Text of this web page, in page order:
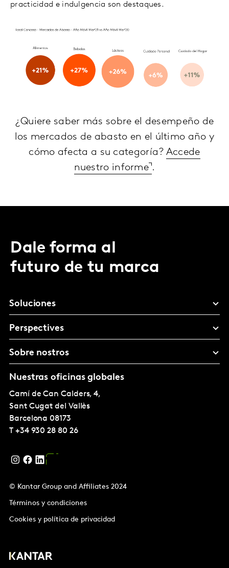
practicidad e indulgencia son destaques.
¿Quiere saber más sobre el desempeño de
los mercados de abasto en el último año y
cómo afecta a su categoría? Accede
nuestro informe .
Dale forma al
futuro de tu marca
Soluciones
Perspectives
Sobre nostros
Nuestras oficinas globales
Camí de Can Calders, 4,
Sant Cugat del Vallès
Barcelona 08173
T +34 930 28 80 26
© Kantar Group and Affiliates 2024
Términos y condiciones
Cookies y política de privacidad